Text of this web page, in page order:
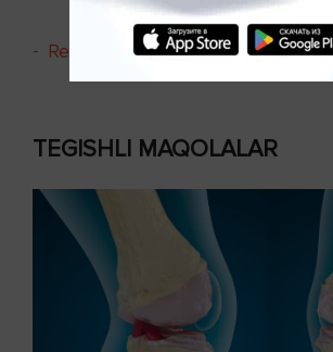
- Reyting va sharhlar
TEGISHLI MAQOLALAR